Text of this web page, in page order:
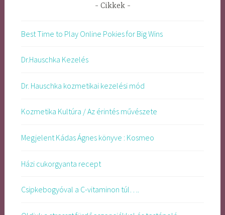
Cikkek
Best Time to Play Online Pokies for Big Wins
Dr.Hauschka Kezelés
Dr. Hauschka kozmetikai kezelési mód
Kozmetika Kultúra / Az érintés művészete
Megjelent Kádas Ágnes könyve : Kosmeo
Házi cukorgyanta recept
Csipkebogyóval a C-vitaminon túl….